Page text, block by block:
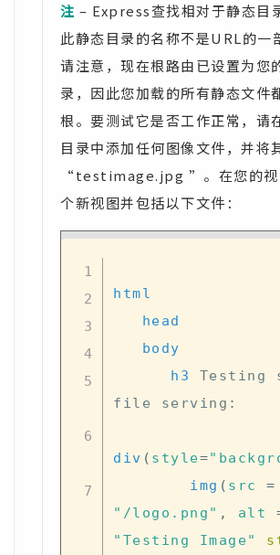
注 – Express查找相对于静态目
此静态目录的名称不是URL的一
请注意，现在根路由已设置为
录，因此您加载的所有静态文件
根。要测试它是否工作正常，
目录中添加任何图像文件，并将
“testimage.jpg ”。在您的视
个新视图并包括以下文件：
html
head
body
h3
Testing
file serving:
div ( style=
img ( src
=
"/logo.png" , alt
"Testing Image"